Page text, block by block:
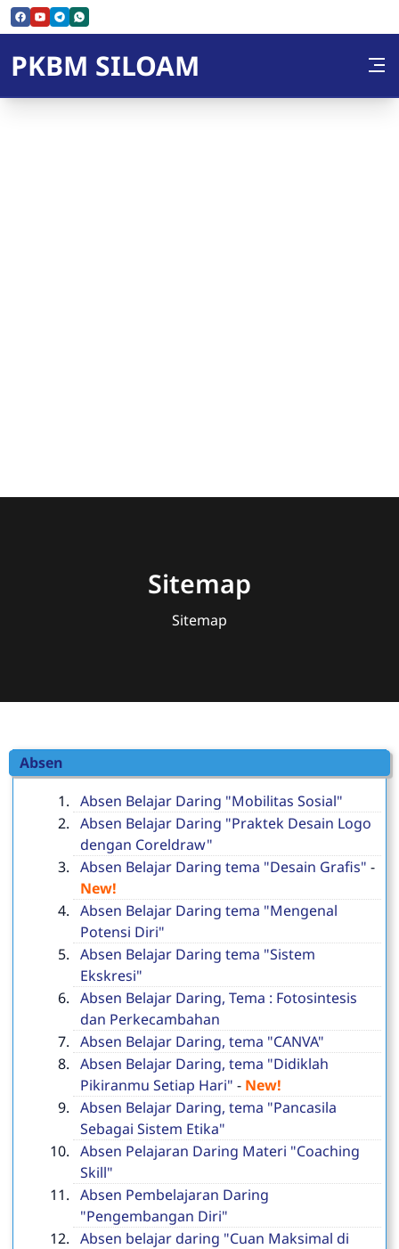
Skip to Content
PKBM SILOAM
Sitemap
Sitemap
Absen
Absen Belajar Daring "Mobilitas Sosial"
Absen Belajar Daring "Praktek Desain Logo
dengan Coreldraw"
Absen Belajar Daring tema "Desain Grafis" -
New!
Absen Belajar Daring tema "Mengenal
Potensi Diri"
Absen Belajar Daring tema "Sistem
Ekskresi"
Absen Belajar Daring, Tema : Fotosintesis
dan Perkecambahan
Absen Belajar Daring, tema "CANVA"
Absen Belajar Daring, tema "Didiklah
Pikiranmu Setiap Hari" - New!
Absen Belajar Daring, tema "Pancasila
Sebagai Sistem Etika"
Absen Pelajaran Daring Materi "Coaching
Skill"
Absen Pembelajaran Daring
"Pengembangan Diri"
Absen belajar daring "Cuan Maksimal di